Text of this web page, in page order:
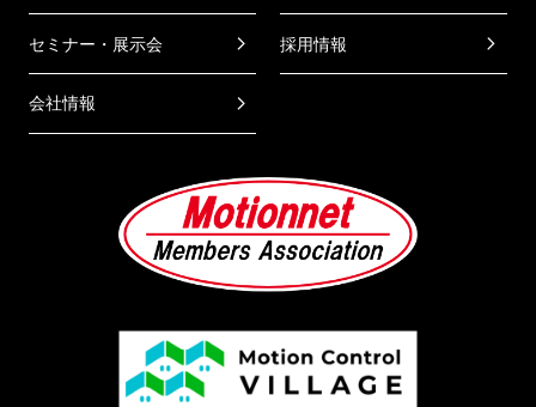
セミナー・展示会 採用情報
会社情報